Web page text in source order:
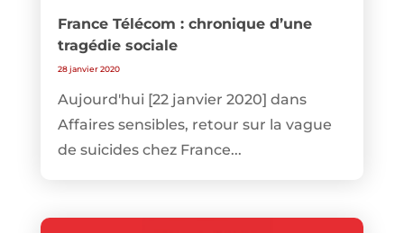
France Télécom : chronique d’une
tragédie sociale
28 janvier 2020
Aujourd'hui [22 janvier 2020] dans
Affaires sensibles, retour sur la vague
de suicides chez France...